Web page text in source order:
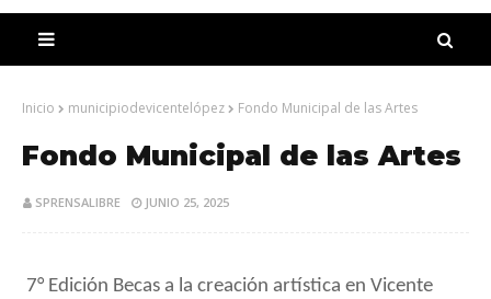
Inicio municipiodevicentelópez Fondo Municipal de las Artes
Fondo Municipal de las Artes
SPRENSALIBRE JUNIO 25, 2025
7° Edición Becas a la creación artística en Vicente